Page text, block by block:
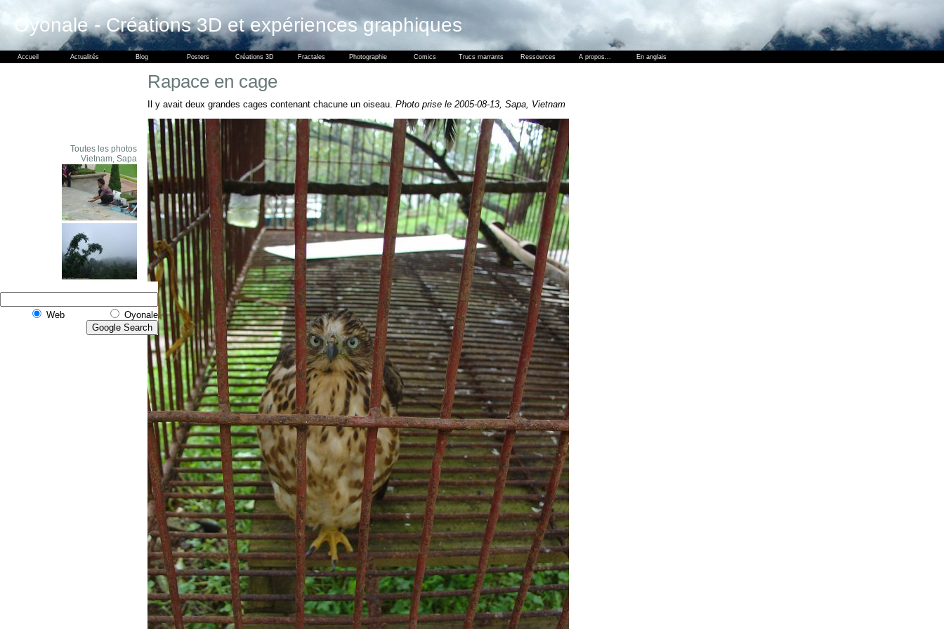
Oyonale - Créations 3D et expériences graphiques
Accueil Actualités Blog Posters Créations 3D Fractales Photographie Comics Trucs marrants Ressources A propos... En anglais
Toutes les photos
Vietnam, Sapa
Web Oyonale
Rapace en cage
Il y avait deux grandes cages contenant chacune un oiseau. Photo prise le 2005-08-13, Sapa, Vietnam